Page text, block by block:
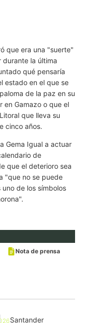
que era una "suerte"
durante la última
qué pensaría
estado en el que se
de la paz en su
en Gamazo o que el
que lleva su
cinco años.
Gema Igual a actuar
de
que el deterioro sea
"que no se puede
de los símbolos
Nota de prensa
Santander